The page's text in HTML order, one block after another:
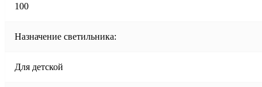
100
Назначение светильника:
Для детской